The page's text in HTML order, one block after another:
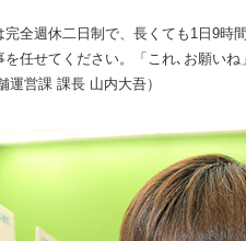
全週休二日制で、長くても1日9時
任せてください。「これ､お願い
営課 課長 山内大吾）